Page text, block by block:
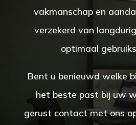
vakmanschap en
verzekerd van
optimaal
Bent u benieuwd welke
het beste past bij uw
gerust contact met ons